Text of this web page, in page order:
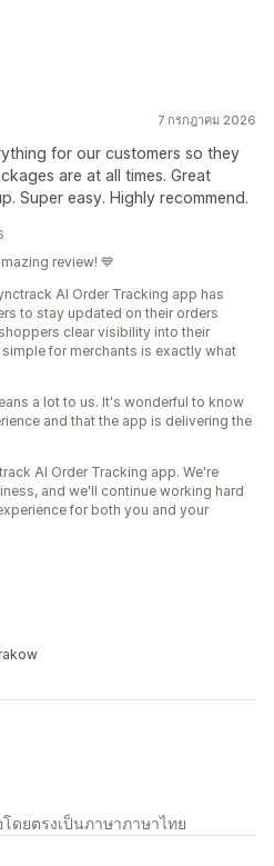
7 กรกฎาคม 2026
for our customers so they
are at all times. Great
Super easy. Highly recommend.
review! 💙
AI Order Tracking app has
to stay updated on their orders
clear visibility into their
for merchants is exactly what
a lot to us. It's wonderful to know
and that the app is delivering the
AI Order Tracking app. We're
and we'll continue working hard
for both you and your
ดยตรงเป็นภาษาภาษาไทย